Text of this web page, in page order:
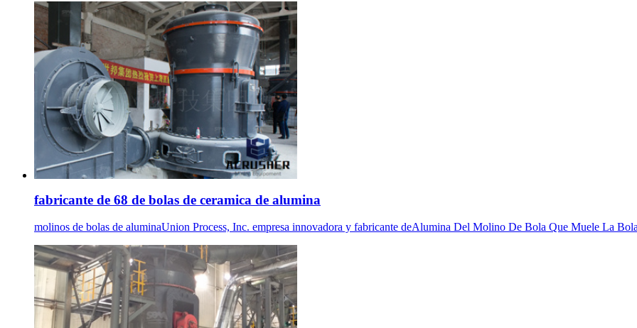
fabricante de 68 de bolas de ceramica de alumina
molinos de bolas de aluminaUnion Process, Inc. empresa innovadora y fabricante deAlumina Del Molino De Bola Que Muele La